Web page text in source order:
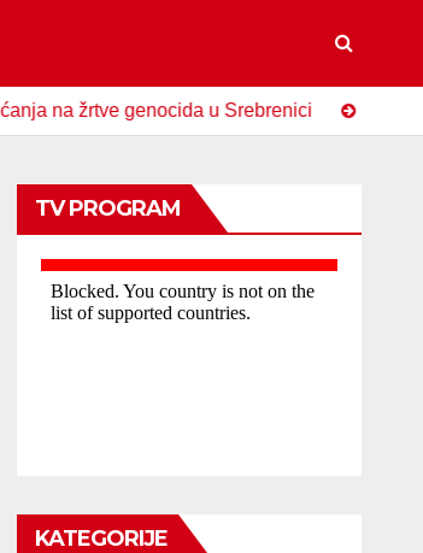
žrtve genocida u Srebrenici Spomen-
TV PROGRAM
KATEGORIJE